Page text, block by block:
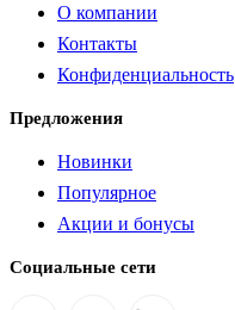
О компании
Контакты
Конфиденциальность
Предложения
Новинки
Популярное
Акции и бонусы
Социальные сети